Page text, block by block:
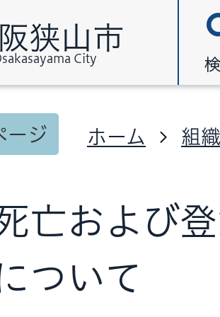
狭山市
City
ージ ホーム 組
亡および
ついて